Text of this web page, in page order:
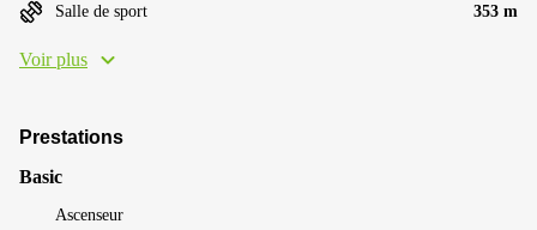
Salle de sport 353 m
Voir plus
Prestations
Basic
Ascenseur